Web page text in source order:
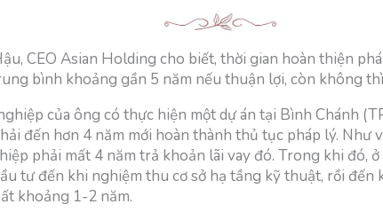
CEO Asian Holding cho biết, thời gian hoàn thiện
bình khoảng gần 5 năm nếu thuận lợi, còn không
của ông có thực hiện một dự án tại Bình Chánh
đến hơn 4 năm mới hoàn thành thủ tục pháp lý. Như
phải mất 4 năm trả khoản lãi vay đó. Trong khi đó,
tư đến khi nghiệm thu cơ sở hạ tầng kỹ thuật, rồi đến
khoảng 1-2 năm.